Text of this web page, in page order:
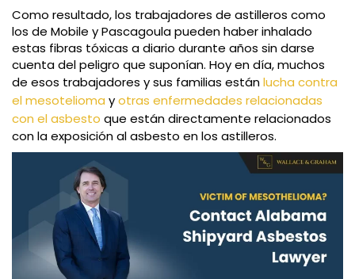
Como resultado, los trabajadores de astilleros como
los de Mobile y Pascagoula pueden haber inhalado
estas fibras tóxicas a diario durante años sin darse
cuenta del peligro que suponían. Hoy en día, muchos
de esos trabajadores y sus familias estánlucha contra
el mesotelioma yotras enfermedades relacionadas
con el asbesto que están directamente relacionados
con la exposición al asbesto en los astilleros.